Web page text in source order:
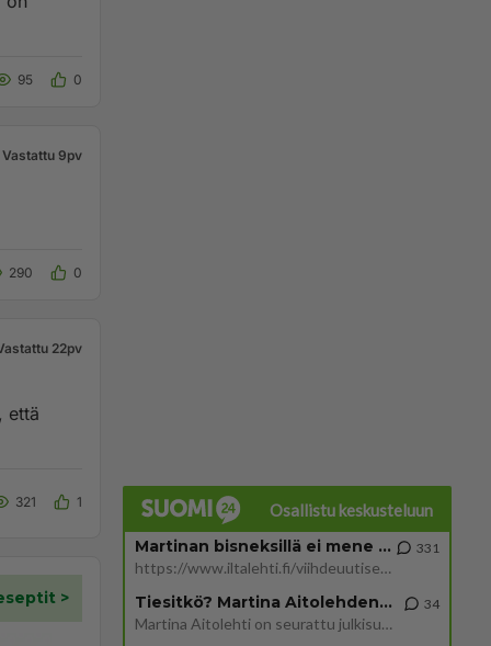
95 0
Vastattu 9pv
290 0
22pv
että
321 1
Osallistu keskusteluun
Martinan bisneksillä ei mene hyvin
https://www.iltalehti.fi/viihdeuutiset/a/c46da6ab-340f-4790-aaa7-0865eed2336 Yrityksen konkurssihakemus on tullut kärä
331
Tiesitkö? Martina Aitolehden isäpuoli on tämä suosittu laulaja
Martina Aitolehti on seurattu julkisuuden henkilö. Lähipiiriin mahtuu muitakin tunnettuja henkilöitä. Tiesitkö, että Ma
34